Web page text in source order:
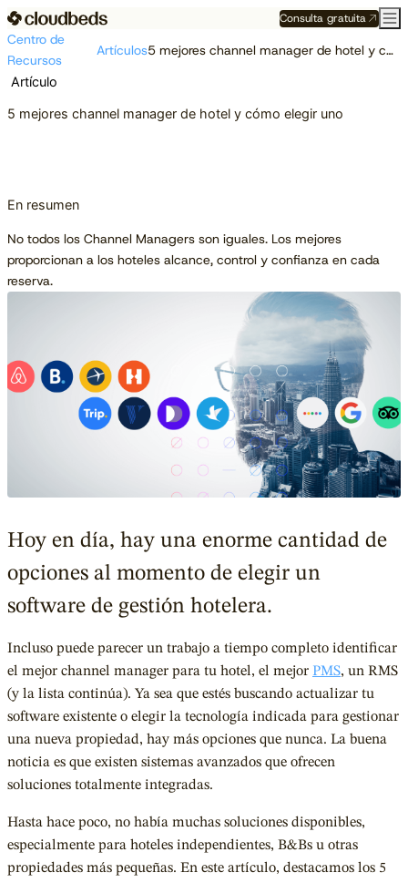
Consulta gratuita
Centro de
Recursos
Artículos 5 mejores channel manager de hotel y cómo elegir uno
Artículo
5 mejores channel manager de hotel y cómo elegir uno
En resumen
No todos los Channel Managers son iguales. Los mejores
proporcionan a los hoteles alcance, control y confianza en cada
reserva.
Hoy en día, hay una enorme cantidad de
opciones al momento de elegir un
software de gestión hotelera.
Incluso puede parecer un trabajo a tiempo completo identificar
el mejor channel manager para tu hotel, el mejor PMS, un RMS
(y la lista continúa). Ya sea que estés buscando actualizar tu
software existente o elegir la tecnología indicada para gestionar
una nueva propiedad, hay más opciones que nunca. La buena
noticia es que existen sistemas avanzados que ofrecen
soluciones totalmente integradas.
Hasta hace poco, no había muchas soluciones disponibles,
especialmente para hoteles independientes, B&Bs u otras
propiedades más pequeñas. En este artículo, destacamos los 5